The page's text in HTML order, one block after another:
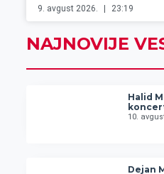
9. avgust 2026. 23:19
NAJNOVIJE
Halid
10.
Dejan